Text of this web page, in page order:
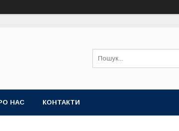
НАС КОНТАКТИ